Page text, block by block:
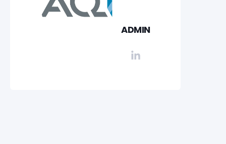
ADMIN